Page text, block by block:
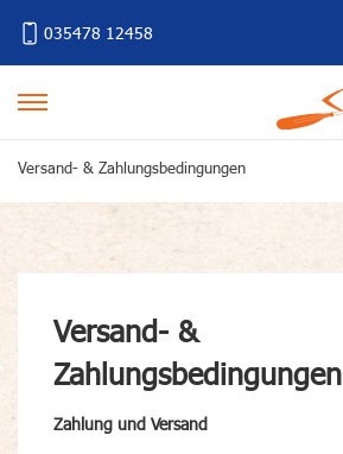
035478 12458
Versand- & Zahlungsbedingungen
Versand- &
Zahlungsbedingungen
Zahlung und Versand